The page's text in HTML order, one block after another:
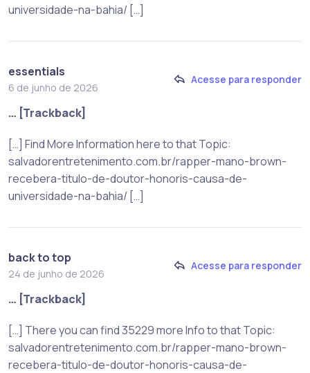
universidade-na-bahia/ […]
essentials
6 de junho de 2026
Acesse para responder
… [Trackback]
[…] Find More Information here to that Topic:
salvadorentretenimento.com.br/rapper-mano-brown-
recebera-titulo-de-doutor-honoris-causa-de-
universidade-na-bahia/ […]
back to top
24 de junho de 2026
Acesse para responder
… [Trackback]
[…] There you can find 35229 more Info to that Topic:
salvadorentretenimento.com.br/rapper-mano-brown-
recebera-titulo-de-doutor-honoris-causa-de-